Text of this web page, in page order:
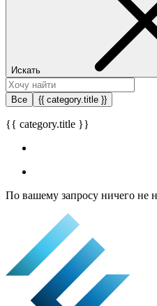
Искать
Все {{ category.title }}
{{ category.title }}
По вашему запросу ничего не